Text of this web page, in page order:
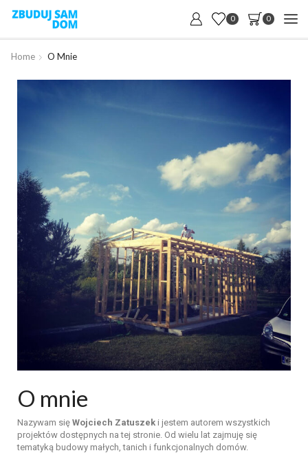
0 0
Home O Mnie
O mnie
Nazywam się Wojciech Zatuszek i jestem autorem wszystkich
projektów dostępnych natej stronie. Od wielu lat zajmuję się
tematyką budowy małych,tanich i funkcjonalnych domów.